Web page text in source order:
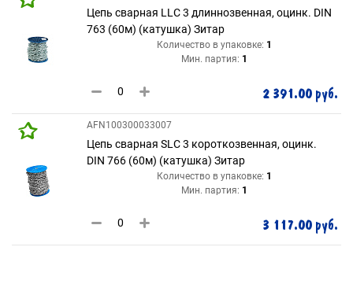
Цепь сварная LLC 3 длиннозвенная, оцинк. DIN
763 (60м) (катушка) Зитар
Количество в упаковке: 1
Мин. партия: 1
2 391.00 руб.
AFN100300033007
Цепь сварная SLC 3 короткозвенная, оцинк.
DIN 766 (60м) (катушка) Зитар
Количество в упаковке: 1
Мин. партия: 1
3 117.00 руб.